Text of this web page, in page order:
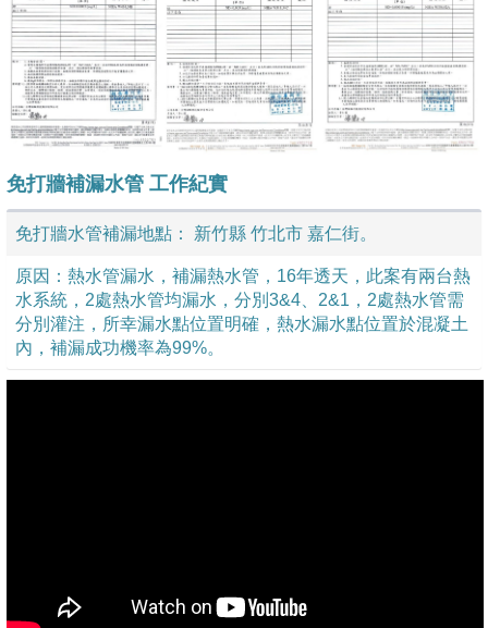
免打牆補漏水管 工作紀實
免打牆水管補漏地點： 新竹縣 竹北市 嘉仁街。
原因：熱水管漏水，補漏熱水管，16年透天，此案有兩台熱
水系統，2處熱水管均漏水，分別3&4、2&1，2處熱水管需
分別灌注，所幸漏水點位置明確，熱水漏水點位置於混凝土
內，補漏成功機率為99%。